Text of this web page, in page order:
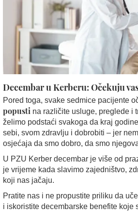
Decembar u Kerberu: Očekuju
Pored toga, svake sedmice pacijente
popusti na različite usluge, preglede i
želimo podstaći svakoga da kraj
sebi, svom zdravlju i dobrobiti – jer
osjećaja da smo dobro, da smo
U PZU Kerber decembar je više od
je vrijeme kada slavimo zajedništvo,
koji nas jačaju.
Pratite nas i ne propustite priliku da
i iskoristite decembarske benefite koje